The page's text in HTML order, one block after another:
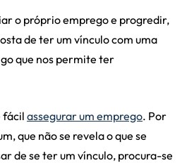
o próprio emprego e progredir,
de ter um vínculo com uma
que nos permite ter
fácil assegurar um emprego. Por
que não se revela o que se
de se ter um vínculo, procura-se